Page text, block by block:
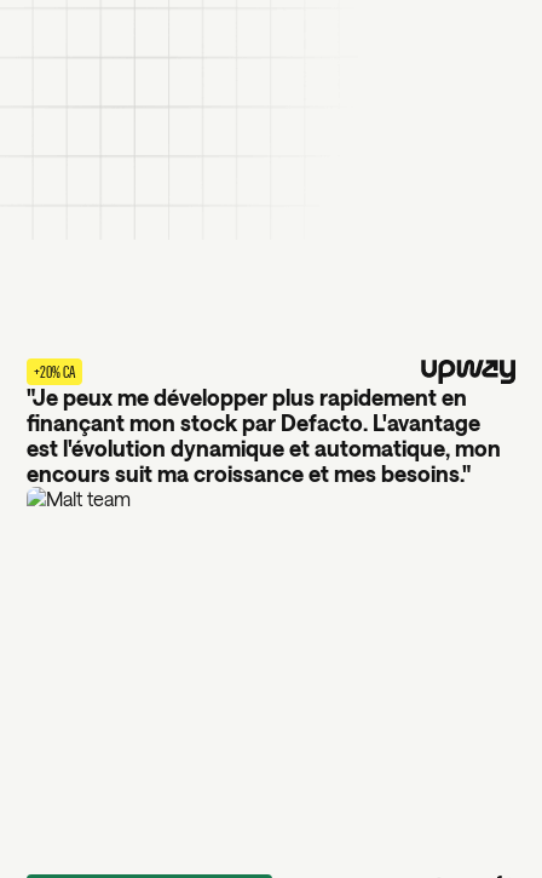
+20% CA
"Je peux me développer plus rapidement en
finançant mon stock par Defacto. L'avantage
est l'évolution dynamique et automatique, mon
encours suit ma croissance et mes besoins."